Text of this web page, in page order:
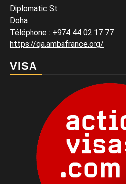
Diplomatic St
Doha
Téléphone : +974 44 02 17 77
https://qa.ambafrance.org/
VISA